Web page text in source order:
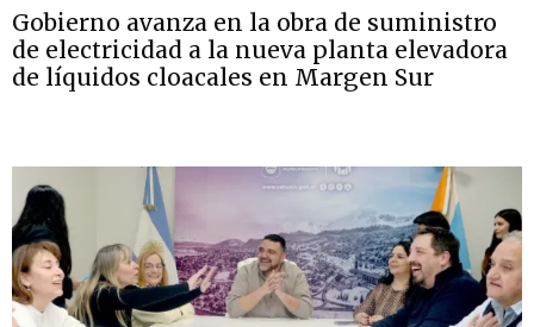
Gobierno avanza en la obra de suministro
de electricidad a la nueva planta elevadora
de líquidos cloacales en Margen Sur